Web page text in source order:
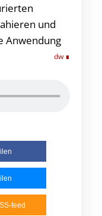
und
Anwendung
dw
feed